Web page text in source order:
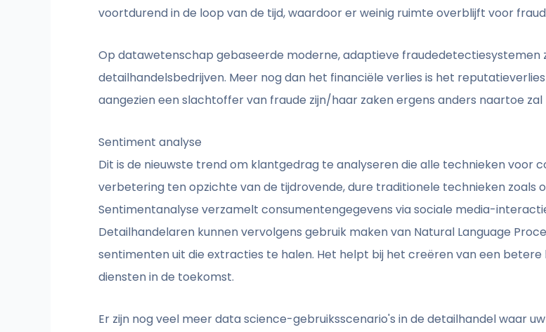
voortdurend in de loop van de tijd, waardoor er weinig ruimte overblijft voor
Op datawetenschap gebaseerde moderne, adaptieve fraudedetectiesystemen
detailhandelsbedrijven. Meer nog dan het financiële verlies is het
aangezien een slachtoffer van fraude zijn/haar zaken ergens anders naartoe zal
Sentiment analyse
Dit is de nieuwste trend om klantgedrag te analyseren die alle technieken voor
verbetering ten opzichte van de tijdrovende, dure traditionele technieken zoals
Sentimentanalyse verzamelt consumentengegevens via sociale media-
Detailhandelaren kunnen vervolgens gebruik maken van Natural Language
sentimenten uit die extracties te halen. Het helpt bij het creëren van een
diensten in de toekomst.
Er zijn nog veel meer data science-gebruiksscenario's in de detailhandel waar